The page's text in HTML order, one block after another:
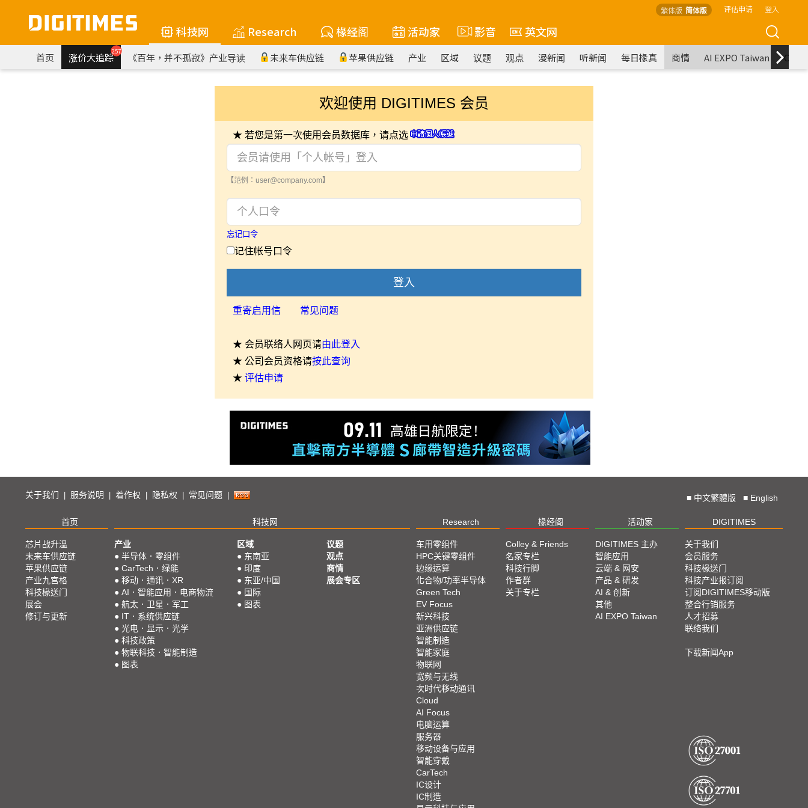
繁体版 简体版 评估申请 登入
科技网 Research 椽经阁 活动家 影音 英文网
首页 涨价大追踪257 《百年，并不孤寂》产业导读 未来车供应链 苹果供应链 产业 区域 议题 观点 漫新闻 听新闻 每日椽真 商情 AI EXPO Taiwan
欢迎使用 DIGITIMES 会员
★ 若您是第一次使用会员数据库，请点选
【范例：user@company.com】
忘记口令
记住帐号口令
登入
重寄启用信 常见问题
★ 会员联络人网页请由此登入
★ 公司会员资格请按此查询
★ 评估申请
关于我们 服务说明 着作权 隐私权 常见问题 ■ 中文繁體版 ■ English
首页 科技网 Research 椽经阁 活动家 DIGITIMES
芯片战升温
未来车供应链
苹果供应链
产业九宫格
科技椽送门
展会
修订与更新
产业
● 半导体．零组件
● CarTech．绿能
● 移动．通讯．XR
● AI．智能应用．电商物流
● 航太．卫星．军工
● IT．系统供应链
● 光电．显示．光学
● 科技政策
● 物联科技．智能制造
● 图表
区域
● 东南亚
● 印度
● 东亚/中国
● 国际
● 图表
议题
观点
商情
展会专区
车用零组件
HPC关键零组件
边缘运算
化合物/功率半导体
Green Tech
EV Focus
新兴科技
亚洲供应链
智能制造
智能家庭
物联网
宽频与无线
次时代移动通讯
Cloud
AI Focus
电脑运算
服务器
移动设备与应用
智能穿戴
CarTech
IC设计
IC制造
Colley & Friends
名家专栏
科技行脚
作者群
关于专栏
DIGITIMES 主办
智能应用
云端 & 网安
产品 & 研发
AI & 创新
其他
AI EXPO Taiwan
关于我们
会员服务
科技椽送门
科技产业报订阅
订阅DIGITIMES移动版
整合行销服务
人才招募
联络我们
下载新闻App